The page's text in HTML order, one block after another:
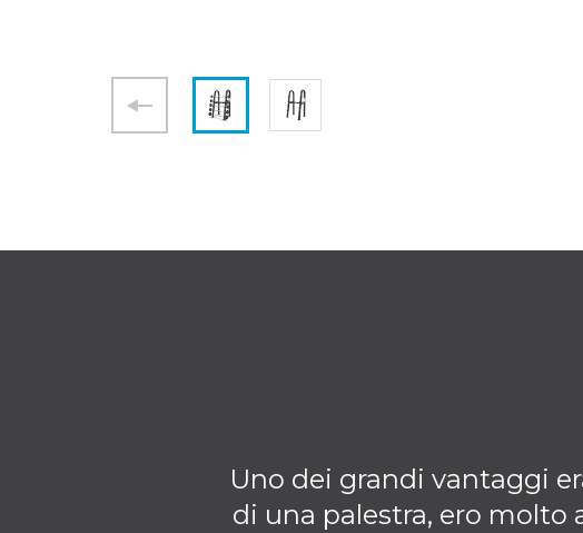
Uno dei grandi vantaggi
di una palestra, ero molto